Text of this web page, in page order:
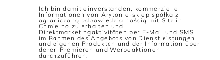
Gleichzeitig sorgen feine Details wie markante Knöpfe,
strukturierte Stoffe oder fließende Materialien für eine
individuelle Note.
Im Alltag entsteht mit einem Blazer und einer weiten
Stoffhose ein stilvoller Look mit klarer Linie. Kombiniert mit
einem schlichten Top und Loafern wirkt das Outfit modern und
Ich bin damit einverstanden, kommerzielle
Informationen von Aryton e-sklep spółka z
ograniczoną odpowiedzialnością mit Sitz in
Chmielno zu erhalten und
Direktmarketingaktivitäten per E-Mail und SMS
im Rahmen des Angebots von Dienstleistungen
und eigenen Produkten und der Information über
deren Premieren und Werbeaktionen
durchzuführen.